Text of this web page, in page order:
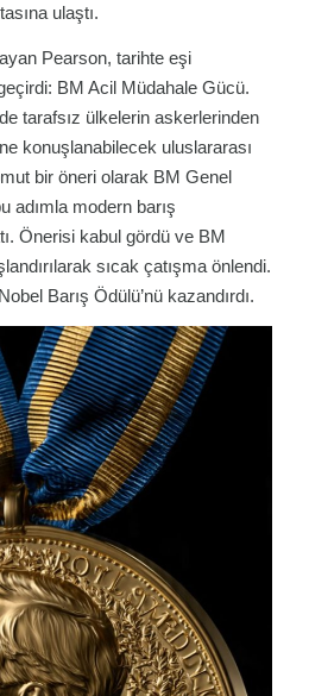
ulaştı.
Pearson, tarihte eşi
BM Acil Müdahale Gücü.
tarafsız ülkelerin askerlerinden
konuşlanabilecek uluslararası
bir öneri olarak BM Genel
adımla modern barış
Önerisi kabul gördü ve BM
sıcak çatışma önlendi.
Barış Ödülü’nü kazandırdı.